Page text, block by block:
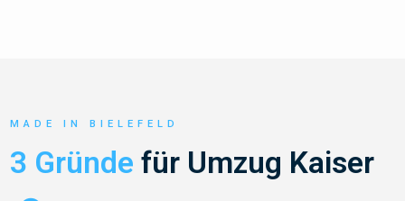
MADE IN BIELEFELD
3 Gründe für Umzug Kaiser